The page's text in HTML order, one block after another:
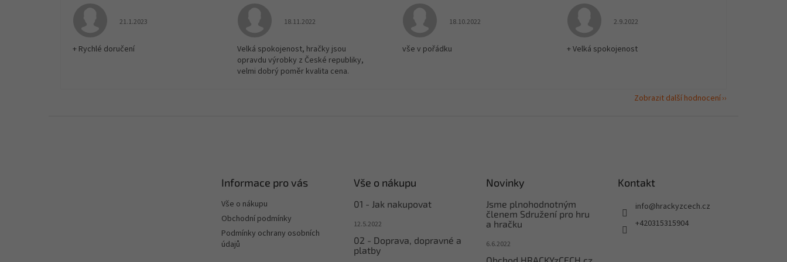
Hodnocení obchodu je 5 z 5 hvězdiček.
21.1.2023
+ Rychlé doručení
Hodnocení obchodu je 5 z 5 hvězdiček.
18.11.2022
Velká spokojenost, hračky jsou
opravdu výrobky z České republiky,
velmi dobrý poměr kvalita cena.
Hodnocení obchodu je 5 z 5 hvězdiček.
18.10.2022
vše v pořádku
Hodnocení obchodu je 5 z 5 hvězdiček.
2.9.2022
+ Velká spokojenost
Zobrazit další hodnocení
Informace pro vás
Vše o nákupu
Obchodní podmínky
Podmínky ochrany osobních
údajů
Vše o nákupu
01 - Jak nakupovat
12.5.2022
02 - Doprava, dopravné a
platby
Novinky
Jsme plnohodnotným
členem Sdružení pro hru
a hračku
6.6.2022
Kontakt
info@hrackyzcech.cz
+420315315904